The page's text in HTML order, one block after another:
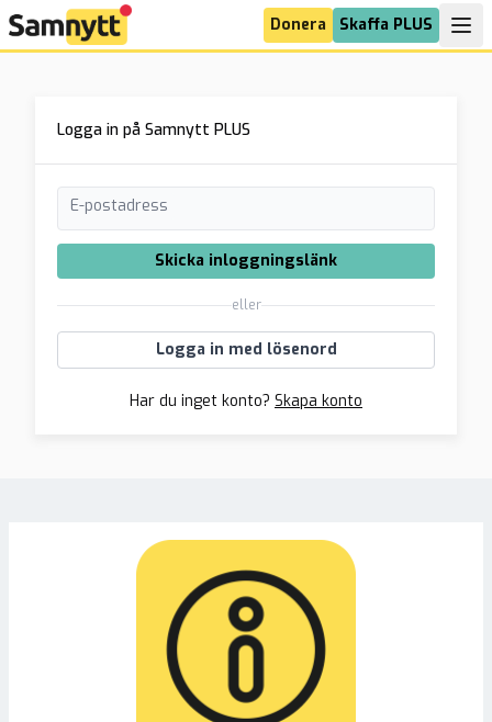
Donera Skaffa PLUS
Logga in på Samnytt PLUS
E-postadress
Skicka inloggningslänk
eller
Logga in med lösenord
Har du inget konto? Skapa konto